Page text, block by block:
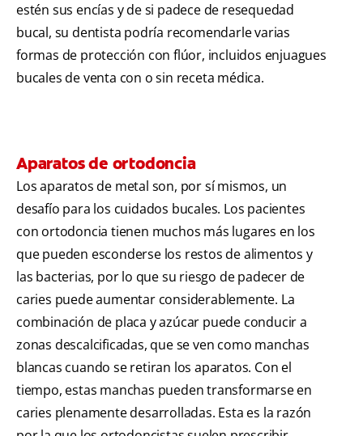
estén sus encías y de si padece de resequedad
bucal, su dentista podría recomendarle varias
formas de protección con flúor, incluidos enjuagues
bucales de venta con o sin receta médica.
Aparatos de ortodoncia
Los aparatos de metal son, por sí mismos, un
desafío para los cuidados bucales. Los pacientes
con ortodoncia tienen muchos más lugares en los
que pueden esconderse los restos de alimentos y
las bacterias, por lo que su riesgo de padecer de
caries puede aumentar considerablemente. La
combinación de placa y azúcar puede conducir a
zonas descalcificadas, que se ven como manchas
blancas cuando se retiran los aparatos. Con el
tiempo, estas manchas pueden transformarse en
caries plenamente desarrolladas. Esta es la razón